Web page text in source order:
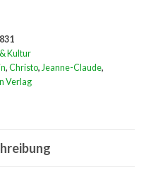
Kultur
, Christo, Jeanne-Claude,
Verlag